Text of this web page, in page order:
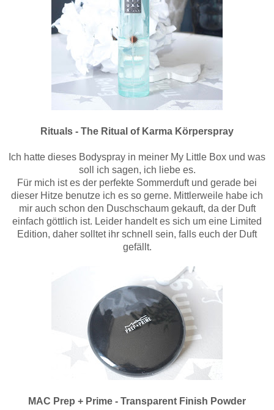
Rituals - The Ritual of Karma Körperspray
Ich hatte dieses Bodyspray in meiner My Little Box und was
soll ich sagen, ich liebe es.
Für mich ist es der perfekte Sommerduft und gerade bei
dieser Hitze benutze ich es so gerne. Mittlerweile habe ich
mir auch schon den Duschschaum gekauft, da der Duft
einfach göttlich ist. Leider handelt es sich um eine Limited
Edition, daher solltet ihr schnell sein, falls euch der Duft
gefällt.
MAC Prep + Prime - Transparent Finish Powder